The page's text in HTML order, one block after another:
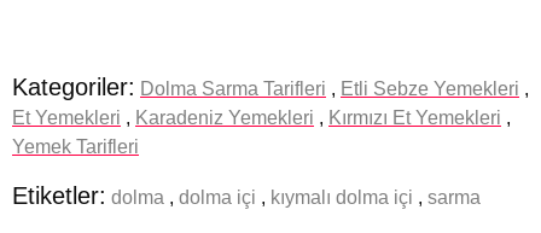
Kategoriler: Dolma Sarma Tarifleri , Etli Sebze Yemekleri ,
Et Yemekleri , Karadeniz Yemekleri , Kırmızı Et Yemekleri ,
Yemek Tarifleri
Etiketler: dolma , dolma içi , kıymalı dolma içi , sarma